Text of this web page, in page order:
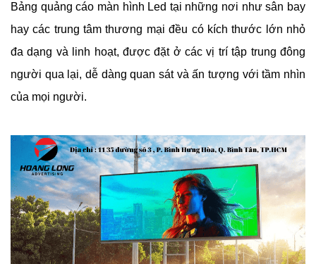
Bảng quảng cáo màn hình Led tại những nơi như sân bay
hay các trung tâm thương mại đều có kích thước lớn nhỏ
đa dạng và linh hoạt, được đặt ở các vị trí tập trung đông
người qua lại, dễ dàng quan sát và ấn tượng với tầm nhìn
của mọi người.